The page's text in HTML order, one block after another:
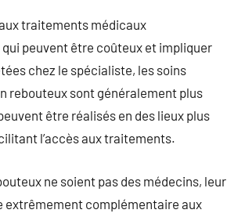
traitements médicaux
peuvent être coûteux et impliquer
chez le spécialiste, les soins
rebouteux sont généralement plus
être réalisés en des lieux plus
l’accès aux traitements.
ne soient pas des médecins, leur
extrêmement complémentaire aux